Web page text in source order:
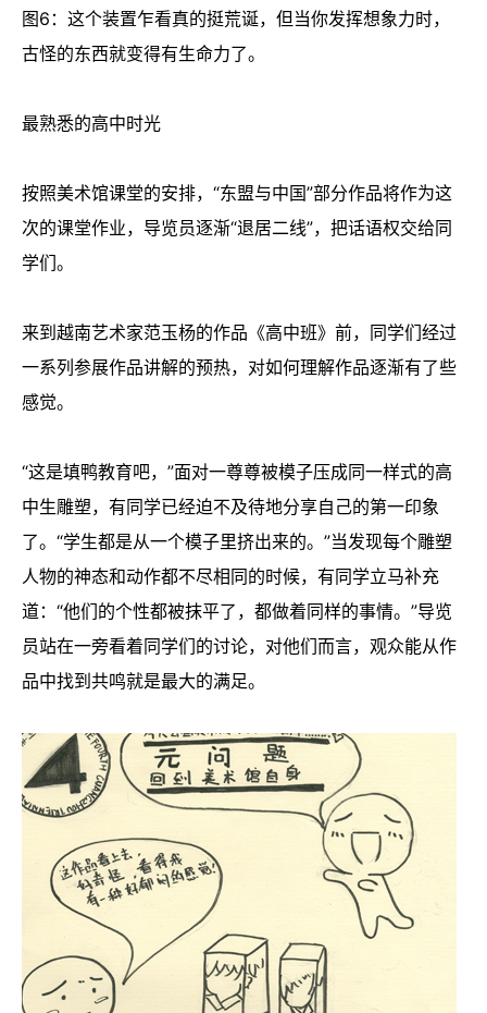
图6：这个装置乍看真的挺荒诞，但当你发挥想象力时，
古怪的东西就变得有生命力了。
最熟悉的高中时光
按照美术馆课堂的安排，“东盟与中国”部分作品将作为这
次的课堂作业，导览员逐渐“退居二线”，把话语权交给同
学们。
来到越南艺术家范玉杨的作品《高中班》前，同学们经过
一系列参展作品讲解的预热，对如何理解作品逐渐有了些
感觉。
“这是填鸭教育吧，”面对一尊尊被模子压成同一样式的高
中生雕塑，有同学已经迫不及待地分享自己的第一印象
了。“学生都是从一个模子里挤出来的。”当发现每个雕塑
人物的神态和动作都不尽相同的时候，有同学立马补充
道：“他们的个性都被抹平了，都做着同样的事情。”导览
员站在一旁看着同学们的讨论，对他们而言，观众能从作
品中找到共鸣就是最大的满足。